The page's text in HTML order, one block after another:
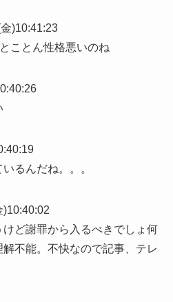
)10:41:23
ことん性格悪いのね
るんだね。。。
)10:40:02
ど謝罪から入るべきでしょ何
不能。不快なので記事、テレ